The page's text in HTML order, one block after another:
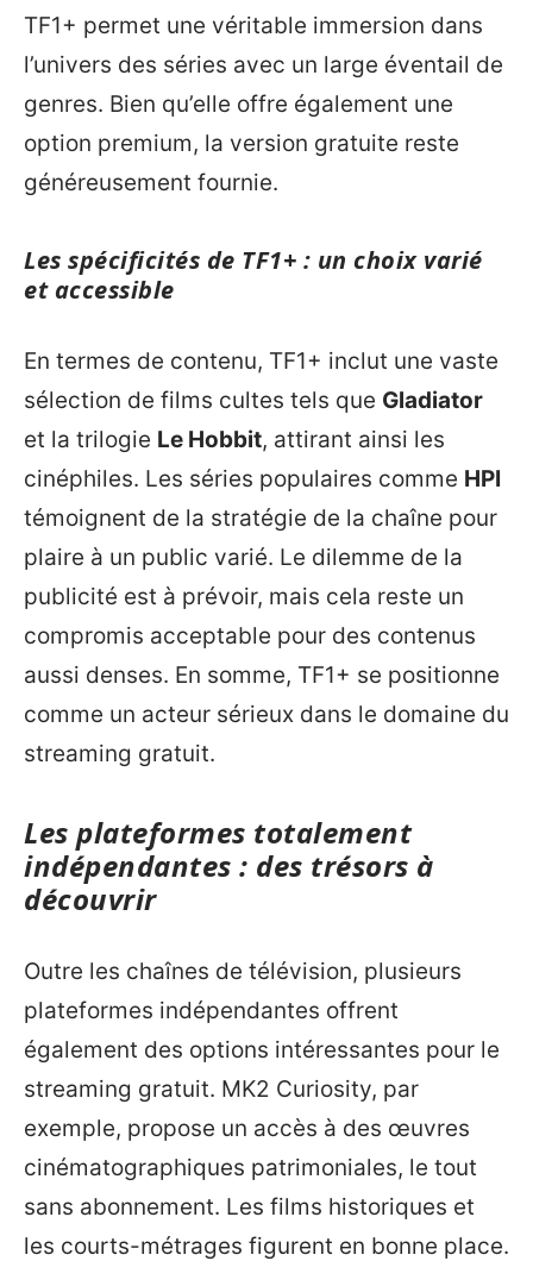
TF1+ permet une véritable immersion dans
l’univers des séries avec un large éventail de
genres. Bien qu’elle offre également une
option premium, la version gratuite reste
généreusement fournie.
Les spécificités de TF1+ : un choix varié
et accessible
En termes de contenu, TF1+ inclut une vaste
sélection de films cultes tels que Gladiator
et la trilogie Le Hobbit, attirant ainsi les
cinéphiles. Les séries populaires comme HPI
témoignent de la stratégie de la chaîne pour
plaire à un public varié. Le dilemme de la
publicité est à prévoir, mais cela reste un
compromis acceptable pour des contenus
aussi denses. En somme, TF1+ se positionne
comme un acteur sérieux dans le domaine du
streaming gratuit.
Les plateformes totalement
indépendantes : des trésors à
découvrir
Outre les chaînes de télévision, plusieurs
plateformes indépendantes offrent
également des options intéressantes pour le
streaming gratuit. MK2 Curiosity, par
exemple, propose un accès à des œuvres
cinématographiques patrimoniales, le tout
sans abonnement. Les films historiques et
les courts-métrages figurent en bonne place.